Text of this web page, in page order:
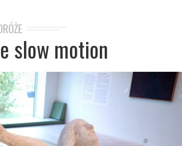
slow motion